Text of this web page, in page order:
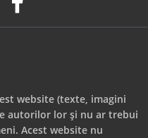
website (texte, imagini
autorilor lor și nu ar trebui
Acest website nu